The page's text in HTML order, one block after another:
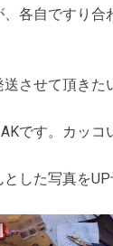
、各自ですり合
させて頂きた
です。カッコ
した写真をUP